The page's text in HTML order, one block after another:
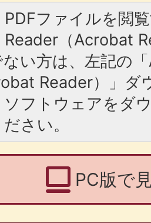
PDFファイルを閲
Reader（Acrobat
い方は、左記の
Reader）」ダ
ソフトウェアをダ
さい。
PC版で